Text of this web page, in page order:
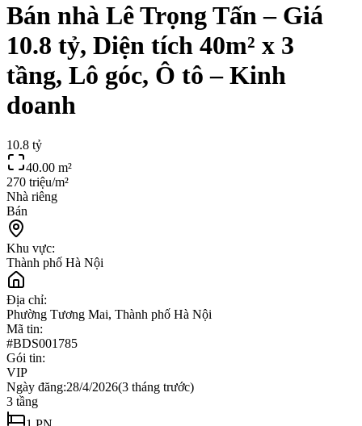
Bán nhà Lê Trọng Tấn – Giá
10.8 tỷ, Diện tích 40m² x 3
tầng, Lô góc, Ô tô – Kinh
doanh
10.8 tỷ
40.00 m²
270 triệu/m²
Nhà riêng
Bán
Khu vực:
Thành phố Hà Nội
Địa chỉ:
Phường Tương Mai, Thành phố Hà Nội
Mã tin:
#BDS001785
Gói tin:
VIP
Ngày đăng:28/4/2026(3 tháng trước)
3 tầng